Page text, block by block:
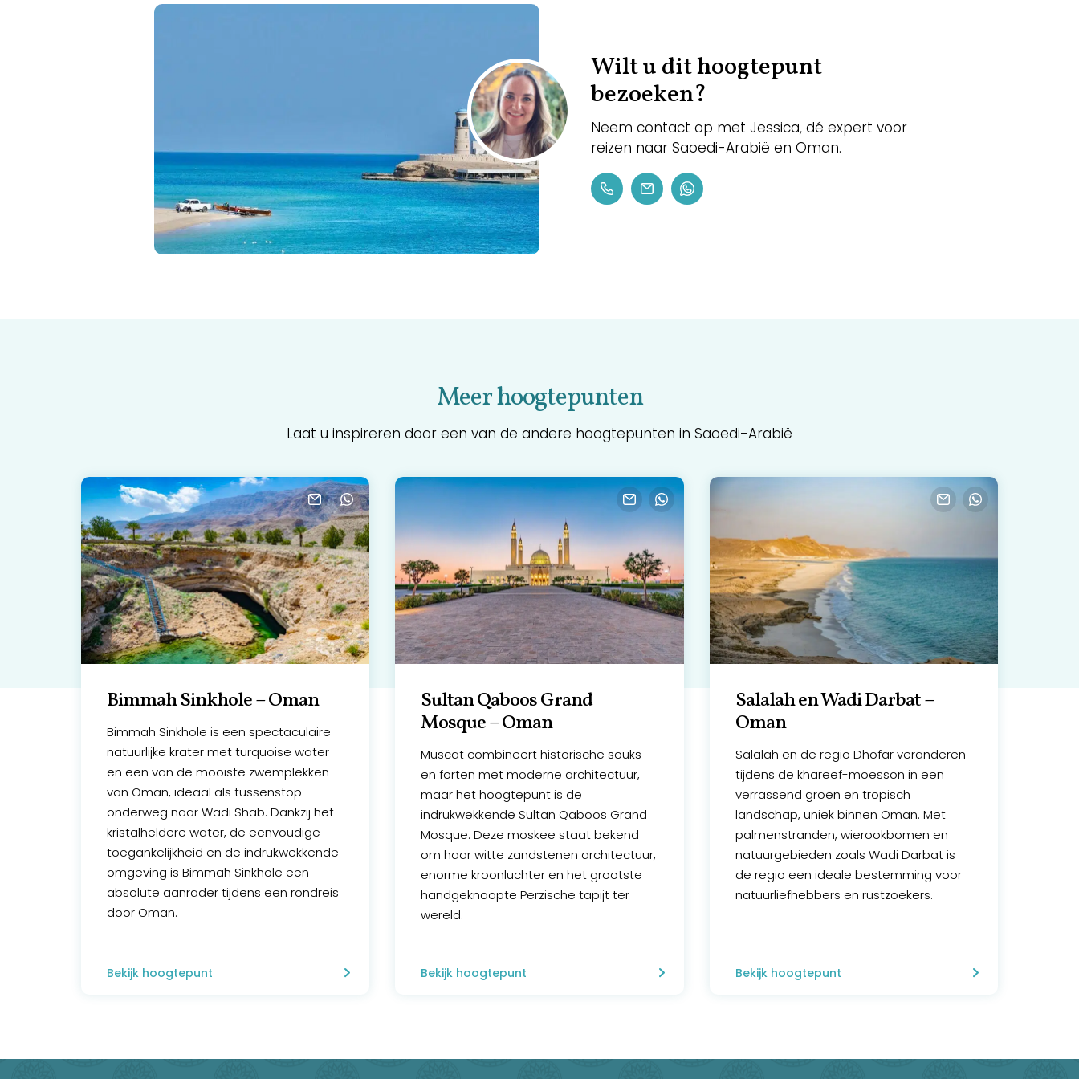
Wilt u dit hoogtepunt
bezoeken?
Neem contact op met Jessica, dé expert voor
reizen naar Saoedi-Arabië en Oman.
Meer hoogtepunten
Laat u inspireren door een van de andere hoogtepunten in Saoedi-Arabië
Bimmah Sinkhole – Oman
Bimmah Sinkhole is een spectaculaire
natuurlijke krater met turquoise water
en een van de mooiste zwemplekken
van Oman, ideaal als tussenstop
onderweg naar Wadi Shab. Dankzij het
kristalheldere water, de eenvoudige
toegankelijkheid en de indrukwekkende
omgeving is Bimmah Sinkhole een
absolute aanrader tijdens een rondreis
door Oman.
Bekijk hoogtepunt
Sultan Qaboos Grand
Mosque – Oman
Muscat combineert historische souks
en forten met moderne architectuur,
maar het hoogtepunt is de
indrukwekkende Sultan Qaboos Grand
Mosque. Deze moskee staat bekend
om haar witte zandstenen architectuur,
enorme kroonluchter en het grootste
handgeknoopte Perzische tapijt ter
wereld.
Bekijk hoogtepunt
Salalah en Wadi Darbat –
Oman
Salalah en de regio Dhofar veranderen
tijdens de khareef-moesson in een
verrassend groen en tropisch
landschap, uniek binnen Oman. Met
palmenstranden, wierookbomen en
natuurgebieden zoals Wadi Darbat is
de regio een ideale bestemming voor
natuurliefhebbers en rustzoekers.
Bekijk hoogtepunt